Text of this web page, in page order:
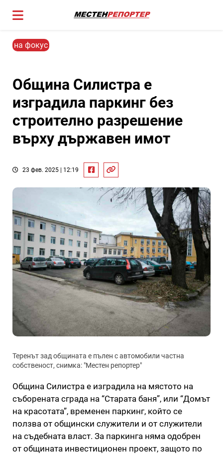
на фокус
Община Силистра е
изградила паркинг без
строително разрешение
върху държавен имот
23 фев. 2025 | 12:19
Теренът зад общината е пълен с автомобили частна
собственост, снимка: "Местен репортер"
Община Силистра е изградила на мястото на
съборената сграда на “Старата баня”, или “Домът
на красотата”, временен паркинг, който се
ползва от общински служители и от служители
на съдебната власт. За паркинга няма одобрен
от общината инвестиционен проект, защото по